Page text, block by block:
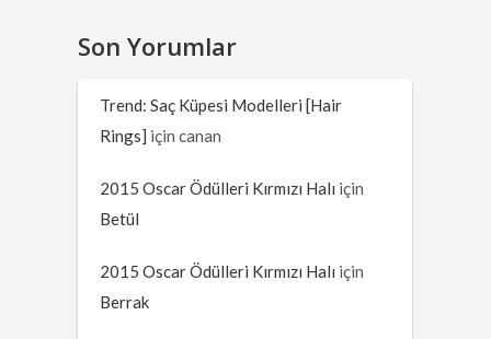
Son Yorumlar
Trend: Saç Küpesi Modelleri [Hair
Rings] içincanan
2015 Oscar Ödülleri Kırmızı Halı için
Betül
2015 Oscar Ödülleri Kırmızı Halı için
Berrak